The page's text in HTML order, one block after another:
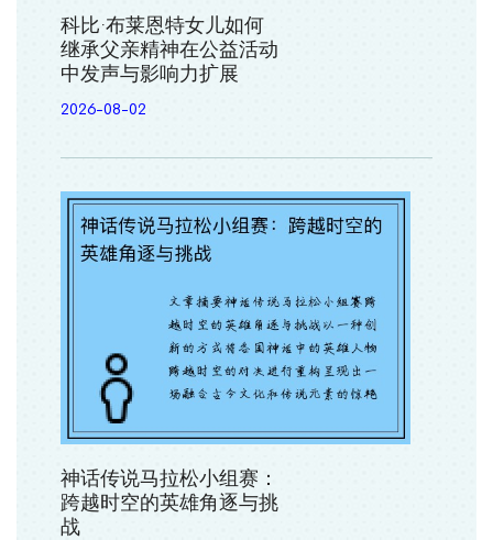
科比·布莱恩特女儿如何
继承父亲精神在公益活动
中发声与影响力扩展
2026-08-02
神话传说马拉松小组赛：
跨越时空的英雄角逐与挑
战